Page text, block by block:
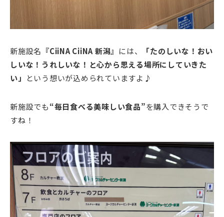
新施設名 『CiiNA CiiNA 新潟』 には、
「たのしいな！おい
しいな！うれしいな！と心から思える場所にしていきた
い」
という想いが込められていますよ♪
新施設でも“毎日食べる美味しい食品”を購入できそうで
すね！